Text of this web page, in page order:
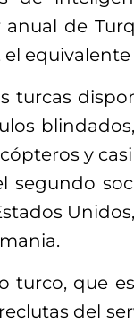
de
equivalente
turcas
y
segundo
turco, que
del